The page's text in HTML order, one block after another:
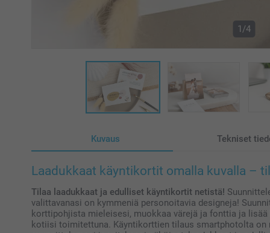
1/4
Kuvaus Tekniset
Laadukkaat käyntikortit omalla kuvalla –
Tilaa laadukkaat ja edulliset käyntikortit netistä!
valittavanasi on kymmeniä personoitavia designeja!
korttipohjista mieleisesi, muokkaa värejä ja fonttia ja
kotiisi toimitettuna. Käyntikorttien tilaus smartphotolta on